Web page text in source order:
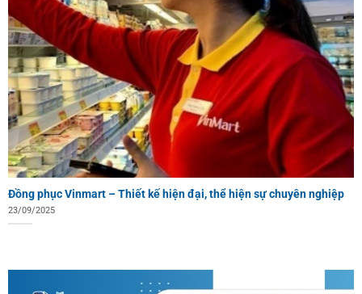
Đồng phục Vinmart – Thiết kế hiện đại, thể hiện sự chuyên nghiệp
23/09/2025